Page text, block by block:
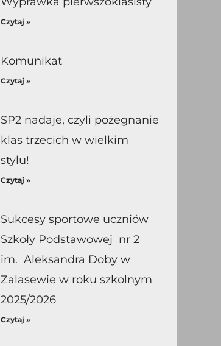
Czytaj »
Komunikat
Czytaj »
SP2 nadaje, czyli pożegnanie
klas trzecich w wielkim
stylu!
Czytaj »
Sukcesy sportowe uczniów
Szkoły Podstawowej nr 2
im. Aleksandra Doby w
Zalasewie w roku szkolnym
2025/2026
Czytaj »